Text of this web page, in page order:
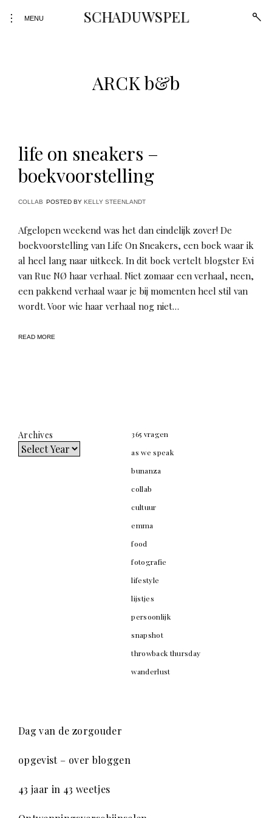
SCHADUWSPEL
toggleMENU open
ARCK b&b
life on sneakers –
boekvoorstelling
COLLAB POSTED BY KELLY STEENLANDT
Afgelopen weekend was het dan eindelijk zover! De
boekvoorstelling van Life On Sneakers, een boek waar ik
al heel lang naar uitkeek. In dit boek vertelt blogster Evi
van Rue NØ haar verhaal. Niet zomaar een verhaal, neen,
een pakkend verhaal waar je bij momenten heel stil van
wordt. Voor wie haar verhaal nog niet…
READ MORE
Archives
365 vragen
as we speak
bunanza
collab
cultuur
emma
food
fotografie
lifestyle
lijstjes
persoonlijk
snapshot
throwback thursday
wanderlust
Dag van de zorgouder
opgevist – over bloggen
43 jaar in 43 weetjes